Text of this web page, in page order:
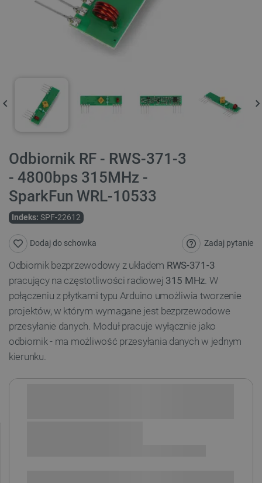
Odbiornik RF - RWS-371-3
- 4800bps 315MHz -
SparkFun WRL-10533
Indeks: SPF-22612
Zadaj pytanie
Dodaj do schowka
Odbiornik bezprzewodowy z układem RWS-371-3
pracujący na częstotliwości radiowej 315 MHz. W
połączeniu z płytkami typu Arduino umożliwia tworzenie
projektów, w którym wymagane jest bezprzewodowe
przesyłanie danych. Moduł pracuje wyłącznie jako
odbiornik - ma możliwość przesyłania danych w jednym
kierunku.